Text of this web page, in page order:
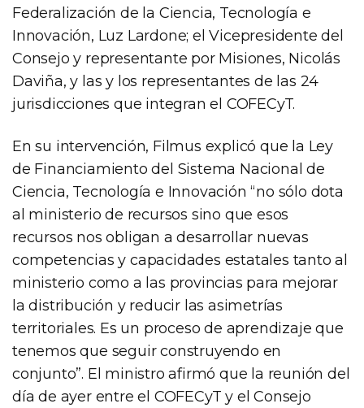
Federalización de la Ciencia, Tecnología e
Innovación, Luz Lardone; el Vicepresidente del
Consejo y representante por Misiones, Nicolás
Daviña, y las y los representantes de las 24
jurisdicciones que integran el COFECyT.
En su intervención, Filmus explicó que la Ley
de Financiamiento del Sistema Nacional de
Ciencia, Tecnología e Innovación “no sólo dota
al ministerio de recursos sino que esos
recursos nos obligan a desarrollar nuevas
competencias y capacidades estatales tanto al
ministerio como a las provincias para mejorar
la distribución y reducir las asimetrías
territoriales. Es un proceso de aprendizaje que
tenemos que seguir construyendo en
conjunto”. El ministro afirmó que la reunión del
día de ayer entre el COFECyT y el Consejo